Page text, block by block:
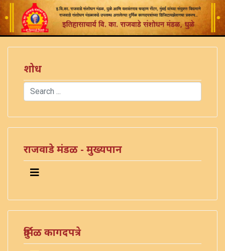
शोध
Search
राजवाडे मंडळ - मुख्यपान
दुर्मिळ कागदपत्रे